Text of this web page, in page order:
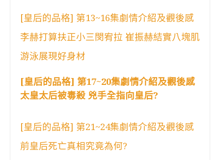
[皇后的品格] 第13~16集劇情介紹及觀後感
李赫打算扶正小三閔宥拉 崔振赫結實八塊肌
游泳展現好身材
[皇后的品格] 第17~20集劇情介紹及觀後感
太皇太后被毒殺 兇手全指向皇后?
[皇后的品格] 第21~24集劇情介紹及觀後感
前皇后死亡真相究竟為何?